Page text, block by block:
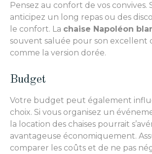
Pensez au confort de vos convives.
anticipez un long repas ou des
le confort. La chaise Napoléon
souvent saluée pour son excellent
comme la version dorée.
Budget
Votre budget peut également
choix. Si vous organisez un
la location des chaises pourrait
avantageuse économiquement.
comparer les coûts et de ne pas